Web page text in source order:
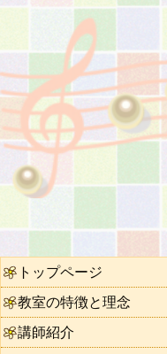
トップページ
教室の特徴と理念
講師紹介